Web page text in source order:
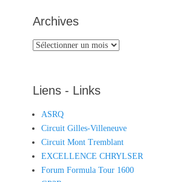
Archives
Archives
Liens - Links
ASRQ
Circuit Gilles-Villeneuve
Circuit Mont Tremblant
EXCELLENCE CHRYLSER
Forum Formula Tour 1600